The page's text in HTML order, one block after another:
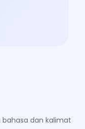
bahasa dan kalimat